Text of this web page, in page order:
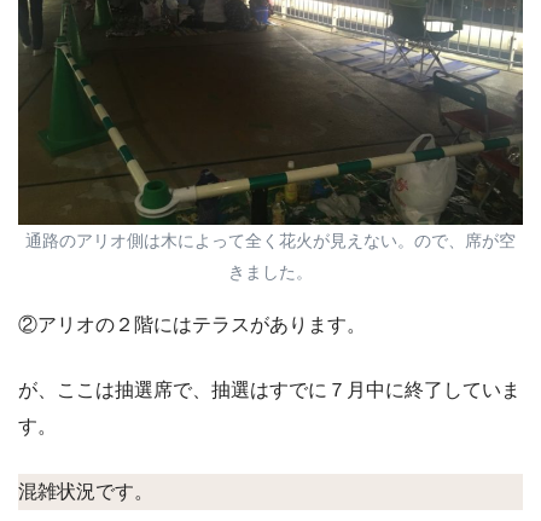
通路のアリオ側は木によって全く花火が見えない。ので、席が空
きました。
②アリオの２階にはテラスがあります。
が、ここは抽選席で、抽選はすでに７月中に終了していま
す。
混雑状況です。